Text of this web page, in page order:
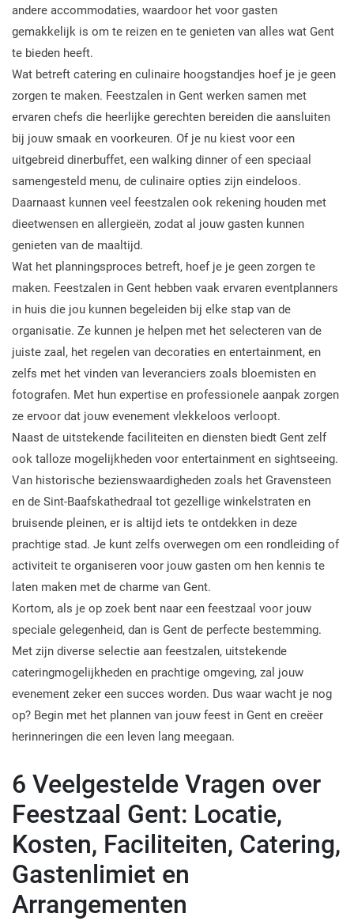
andere accommodaties, waardoor het voor gasten
gemakkelijk is om te reizen en te genieten van alles wat Gent
te bieden heeft.
Wat betreft catering en culinaire hoogstandjes hoef je je geen
zorgen te maken. Feestzalen in Gent werken samen met
ervaren chefs die heerlijke gerechten bereiden die aansluiten
bij jouw smaak en voorkeuren. Of je nu kiest voor een
uitgebreid dinerbuffet, een walking dinner of een speciaal
samengesteld menu, de culinaire opties zijn eindeloos.
Daarnaast kunnen veel feestzalen ook rekening houden met
dieetwensen en allergieën, zodat al jouw gasten kunnen
genieten van de maaltijd.
Wat het planningsproces betreft, hoef je je geen zorgen te
maken. Feestzalen in Gent hebben vaak ervaren eventplanners
in huis die jou kunnen begeleiden bij elke stap van de
organisatie. Ze kunnen je helpen met het selecteren van de
juiste zaal, het regelen van decoraties en entertainment, en
zelfs met het vinden van leveranciers zoals bloemisten en
fotografen. Met hun expertise en professionele aanpak zorgen
ze ervoor dat jouw evenement vlekkeloos verloopt.
Naast de uitstekende faciliteiten en diensten biedt Gent zelf
ook talloze mogelijkheden voor entertainment en sightseeing.
Van historische bezienswaardigheden zoals het Gravensteen
en de Sint-Baafskathedraal tot gezellige winkelstraten en
bruisende pleinen, er is altijd iets te ontdekken in deze
prachtige stad. Je kunt zelfs overwegen om een rondleiding of
activiteit te organiseren voor jouw gasten om hen kennis te
laten maken met de charme van Gent.
Kortom, als je op zoek bent naar een feestzaal voor jouw
speciale gelegenheid, dan is Gent de perfecte bestemming.
Met zijn diverse selectie aan feestzalen, uitstekende
cateringmogelijkheden en prachtige omgeving, zal jouw
evenement zeker een succes worden. Dus waar wacht je nog
op? Begin met het plannen van jouw feest in Gent en creëer
herinneringen die een leven lang meegaan.
6 Veelgestelde Vragen over
Feestzaal Gent: Locatie,
Kosten, Faciliteiten, Catering,
Gastenlimiet en
Arrangementen